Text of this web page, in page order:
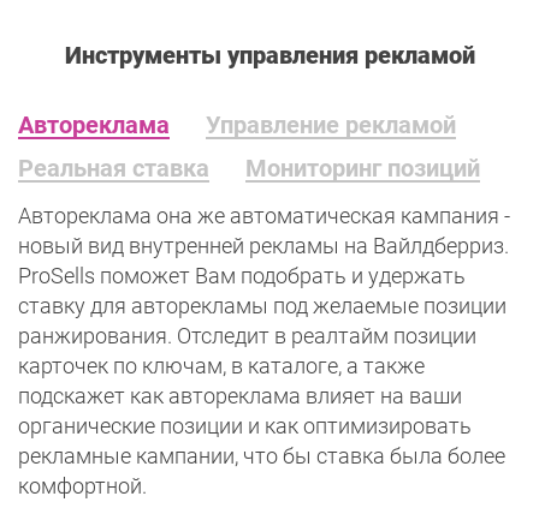
Инструменты управления рекламой
Автореклама
Управление рекламой
Реальная ставка
Мониторинг позиций
Автореклама она же автоматическая кампания -
новый вид внутренней рекламы на Вайлдберриз.
ProSells поможет Вам подобрать и удержать
ставку для авторекламы под желаемые позиции
ранжирования. Отследит в реалтайм позиции
карточек по ключам, в каталоге, а также
подскажет как автореклама влияет на ваши
органические позиции и как оптимизировать
рекламные кампании, что бы ставка была более
комфортной.